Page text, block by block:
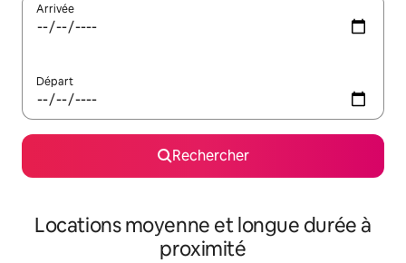
Arrivée
Départ
Rechercher
Locations moyenne et longue durée à
proximité